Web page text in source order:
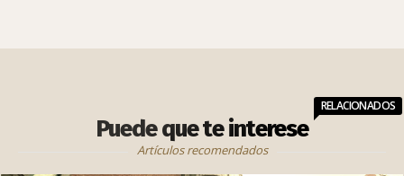
Puede que te interese
RELACIONADOS
Artículos recomendados